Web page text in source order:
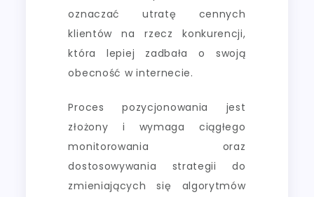
oznaczać utratę cennych
klientów na rzecz konkurencji,
która lepiej zadbała o swoją
obecność w internecie.
Proces pozycjonowania jest
złożony i wymaga ciągłego
monitorowania oraz
dostosowywania strategii do
zmieniających się algorytmów